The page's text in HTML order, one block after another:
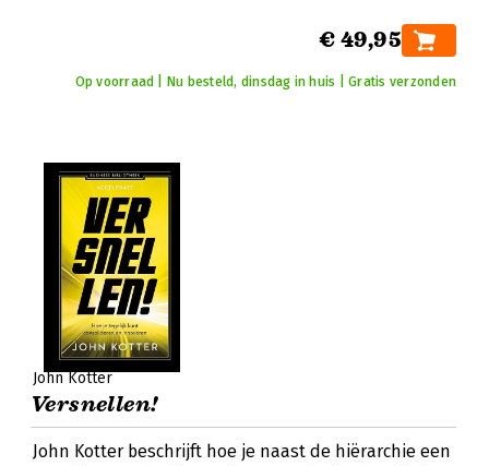
€ 49,95
Op voorraad | Nu besteld, dinsdag in huis | Gratis verzonden
John Kotter
Versnellen!
John Kotter beschrijft hoe je naast de hiërarchie een